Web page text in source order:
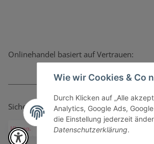
Wie wir Cookies & Co
Durch Klicken auf „Alle
Analytics, Google Ads,
die Einstellung jederzeit
Datenschutzerklärung.
Onlinehandel basiert auf Vertrauen:
Sicher bezahlen via: